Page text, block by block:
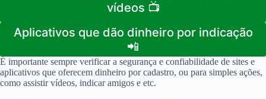
vídeos 📺
Aplicativos que dão dinheiro por indicação
📲
É importante sempre verificar a segurança e confiabilidade de sites e
aplicativos que oferecem dinheiro por cadastro, ou para simples ações,
como assistir vídeos, indicar amigos e etc.